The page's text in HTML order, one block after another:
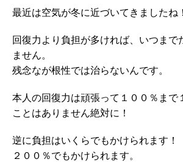
最近は空気が冬に近づいてきましたね！
回復力より負担が多ければ、いつまで
ません。
残念なが根性では治らないんです。
本人の回復力は頑張って１００％まで
ことはありません絶対に！
逆に負担はいくらでもかけられます！
２００％でもかけられます。